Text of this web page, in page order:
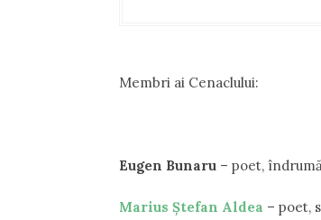
Membri ai Cenaclului:
Eugen Bunaru – poet,
Marius Ștefan Aldea – poet,